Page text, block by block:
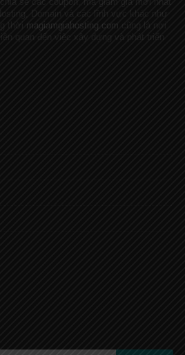
sẻ các coupon, mã giảm giá mới nhất
Domain và các lĩnh vực khác như
thời magiamgiahosting.com cũng là nơi
quan đến việc xây dựng và phát triển